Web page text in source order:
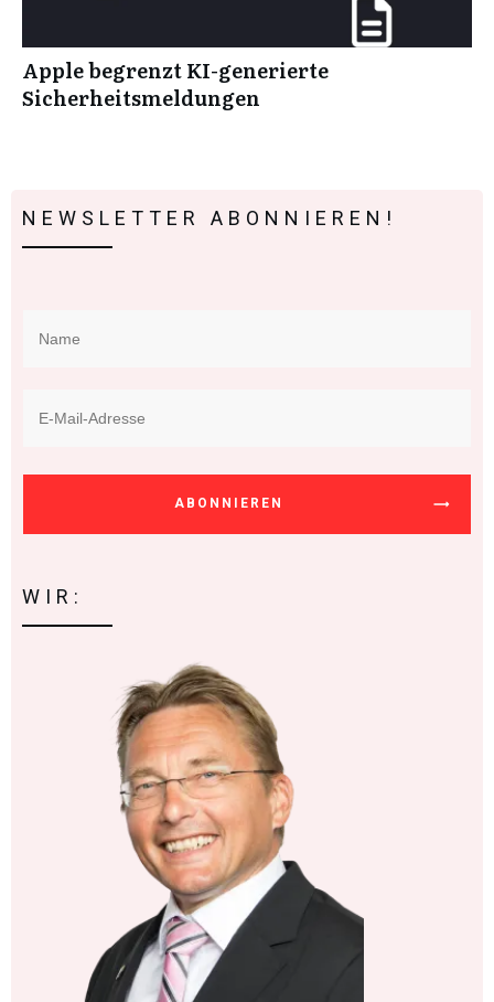
Apple begrenzt KI-generierte
Sicherheitsmeldungen
NEWSLETTER ABONNIEREN!
ABONNIEREN
WIR: